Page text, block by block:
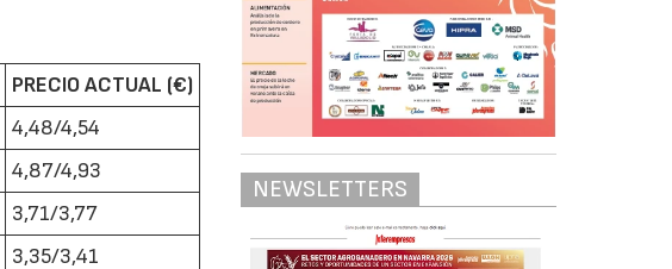
PRECIO ACTUAL (€)
4,48/4,54
4,87/4,93
3,71/3,77
3,35/3,41
NEWSLETTERS